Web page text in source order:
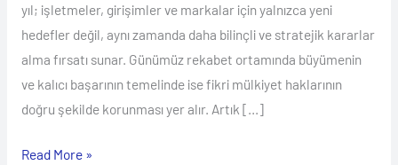
yıl; işletmeler, girişimler ve markalar için yalnızca yeni
hedefler değil, aynı zamanda daha bilinçli ve stratejik kararlar
alma fırsatı sunar. Günümüz rekabet ortamında büyümenin
ve kalıcı başarının temelinde ise fikri mülkiyet haklarının
doğru şekilde korunması yer alır. Artık […]
Read More »